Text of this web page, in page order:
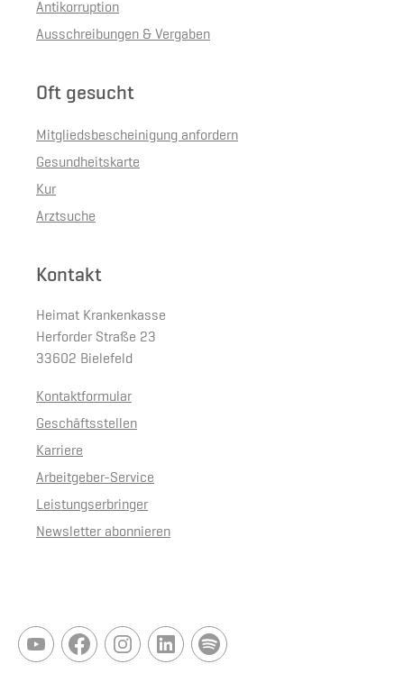
Antikorruption
Ausschreibungen & Vergaben
Oft gesucht
Mitgliedsbescheinigung anfordern
Gesundheitskarte
Kur
Arztsuche
Kontakt
Heimat Krankenkasse
Herforder Straße 23
33602 Bielefeld
Kontaktformular
Geschäftsstellen
Karriere
Arbeitgeber-Service
Leistungserbringer
Newsletter abonnieren